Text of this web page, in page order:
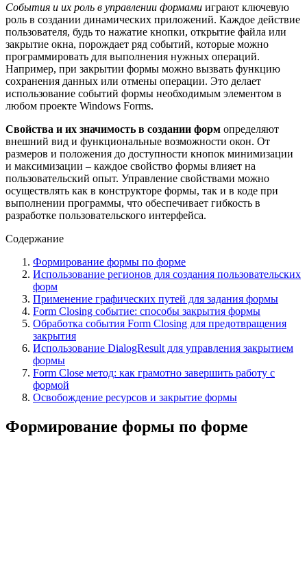
События и их роль в управлении формами играют ключевую
роль в создании динамических приложений. Каждое действие
пользователя, будь то нажатие кнопки, открытие файла или
закрытие окна, порождает ряд событий, которые можно
программировать для выполнения нужных операций.
Например, при закрытии формы можно вызвать функцию
сохранения данных или отмены операции. Это делает
использование событий формы необходимым элементом в
любом проекте Windows Forms.
Свойства и их значимость в создании форм определяют
внешний вид и функциональные возможности окон. От
размеров и положения до доступности кнопок минимизации
и максимизации – каждое свойство формы влияет на
пользовательский опыт. Управление свойствами можно
осуществлять как в конструкторе формы, так и в коде при
выполнении программы, что обеспечивает гибкость в
разработке пользовательского интерфейса.
Содержание
Формирование формы по форме
Использование регионов для создания пользовательских
форм
Применение графических путей для задания формы
Form Closing событие: способы закрытия формы
Обработка события Form Closing для предотвращения
закрытия
Использование DialogResult для управления закрытием
формы
Form Close метод: как грамотно завершить работу с
формой
Освобождение ресурсов и закрытие формы
Формирование формы по форме